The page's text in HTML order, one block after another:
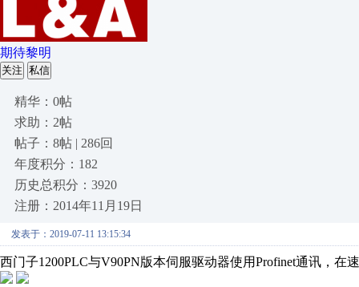
期待黎明
关注 私信
精华：0帖
求助：2帖
帖子：8帖 | 286回
年度积分：182
历史总积分：3920
注册：2014年11月19日
发表于：2019-07-11 13:15:34
西门子1200PLC与V90PN版本伺服驱动器使用Profinet通讯，在